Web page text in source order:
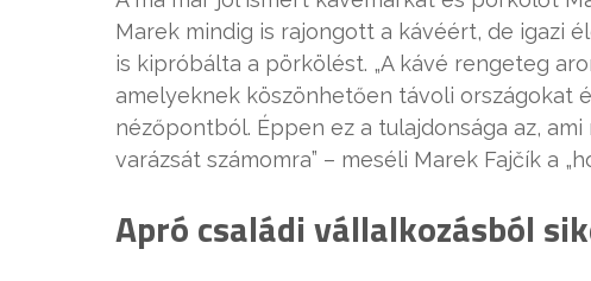
Marek mindig is rajongott a kávéért, de igazi
is kipróbálta a pörkölést. „A kávé rengeteg
amelyeknek köszönhetően távoli országokat
nézőpontból. Éppen ez a tulajdonsága az,
varázsát számomra” – meséli Marek Fajčík a
Apró családi vállalkozásból